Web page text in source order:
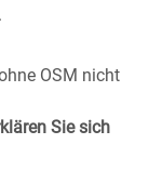
OSM nicht
Sie sich